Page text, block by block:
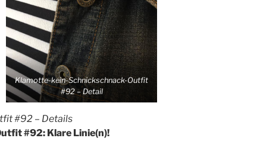
Klamotte-kein-Schnickschnack-Outfit
#92 – Detail
#92 – Details
#92: Klare Linie(n)!